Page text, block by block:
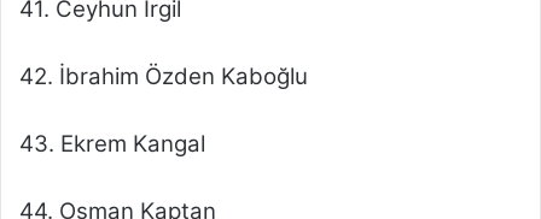
41. Ceyhun İrgil
42. İbrahim Özden Kaboğlu
43. Ekrem Kangal
44. Osman Kaptan